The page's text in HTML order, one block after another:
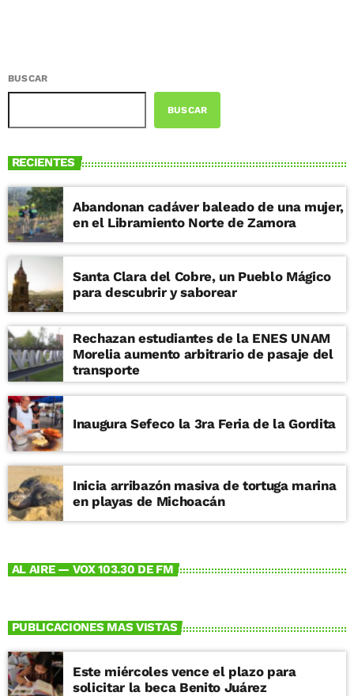
BUSCAR
BUSCAR
RECIENTES
Abandonan cadáver baleado de una mujer,
en el Libramiento Norte de Zamora
Santa Clara del Cobre, un Pueblo Mágico
para descubrir y saborear
Rechazan estudiantes de la ENES UNAM
Morelia aumento arbitrario de pasaje del
transporte
Inaugura Sefeco la 3ra Feria de la Gordita
Inicia arribazón masiva de tortuga marina
en playas de Michoacán
AL AIRE — VOX 103.30 DE FM
PUBLICACIONES MAS VISTAS
Este miércoles vence el plazo para
solicitar la beca Benito Juárez